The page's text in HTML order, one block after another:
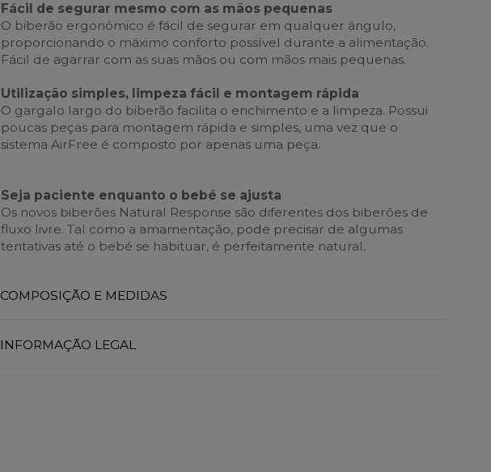
Fácil de segurar mesmo com as mãos pequenas
O biberão ergonómico é fácil de segurar em qualquer ângulo,
proporcionando o máximo conforto possível durante a alimentação.
Fácil de agarrar com as suas mãos ou com mãos mais pequenas.
Utilização simples, limpeza fácil e montagem rápida
O gargalo largo do biberão facilita o enchimento e a limpeza. Possui
poucas peças para montagem rápida e simples, uma vez que o
sistema AirFree é composto por apenas uma peça.
Seja paciente enquanto o bebé se ajusta
Os novos biberões Natural Response são diferentes dos biberões de
fluxo livre. Tal como a amamentação, pode precisar de algumas
tentativas até o bebé se habituar, é perfeitamente natural.
COMPOSIÇÃO E MEDIDAS
INFORMAÇÃO LEGAL